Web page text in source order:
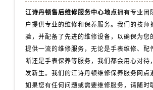
江诗丹顿售后维修服务中心地点拥有专业团
户提供专业的维修和保养服务。我们的技师
验，并配备了先进的维修设备，以确保为您
提供一流的维修服务，无论是手表维修、配
断还是手表保养等服务，我们都会用心对待
发新生。我们的江诗丹顿维修保养服务网点
如果您有任何问题或需要维修服务，请随时